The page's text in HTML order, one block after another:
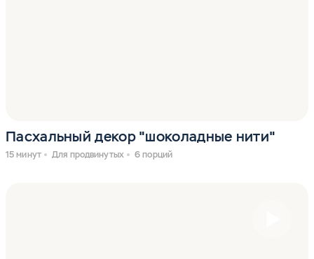
Пасхальный декор "шоколадные нити"
15 минут Для продвинутых 6 порций